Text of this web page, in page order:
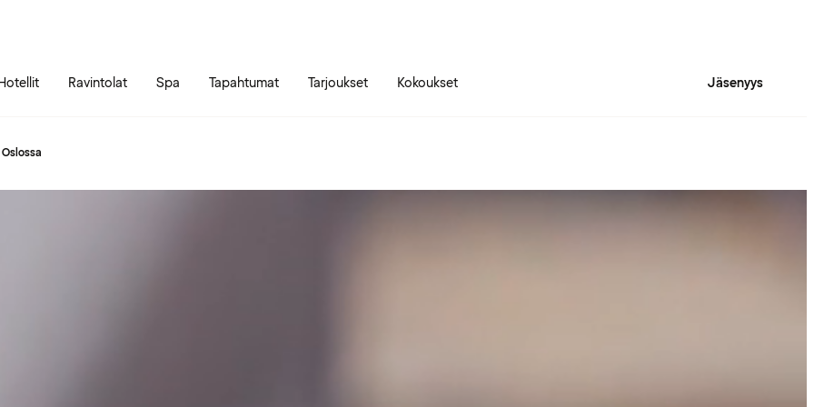
Ravintolat Spa Tapahtumat Tarjoukset Kokoukset Jäsenyys